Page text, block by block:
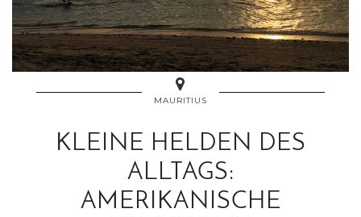
MAURITIUS
KLEINE HELDEN DES
ALLTAGS:
AMERIKANISCHE